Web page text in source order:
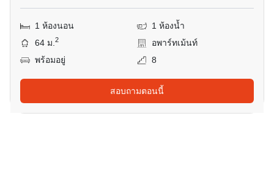
1 ห้องนอน
1 ห้องน้ำ
64 ม.2
อพาร์ทเม้นท์
พร้อมอยู่
8
สอบถามตอนนี้